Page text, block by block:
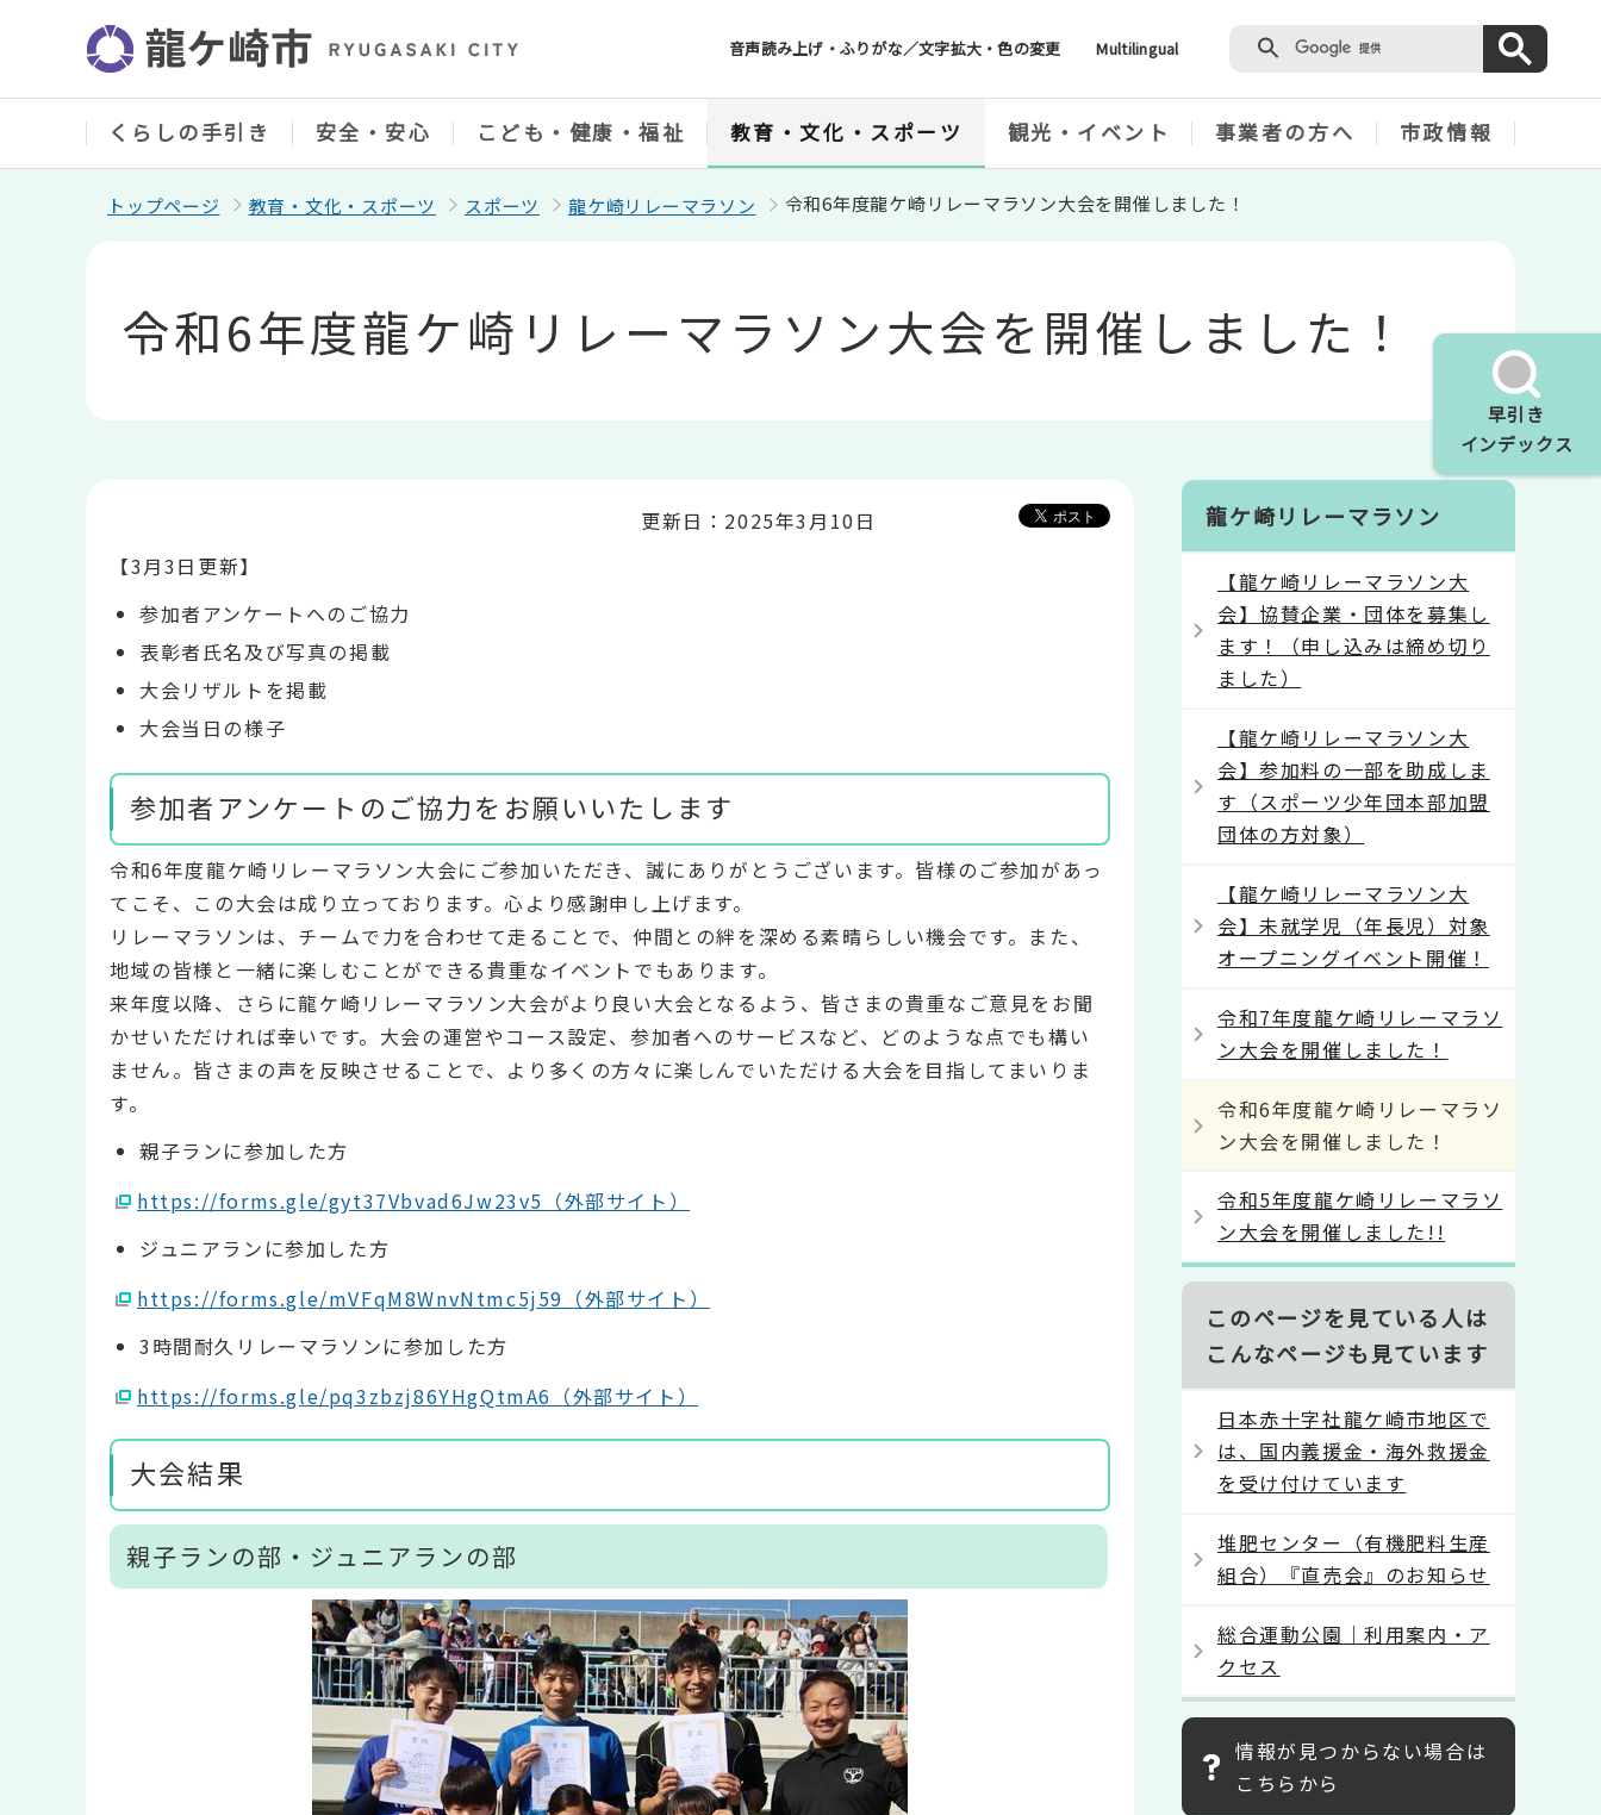
ジ
音声読み上げ・ふりがな／文字拡大・色の変更 Multilingual
早引き
インデックス
くらしの手引き 安全・安心 こども・健康・福祉 教育・文化・スポーツ 観光・イベント 事業者の方へ 市政情報
トップページ 教育・文化・スポーツ スポーツ 龍ケ崎リレーマラソン 令和6年度龍ケ崎リレーマラソン大会を開催しました！
令和6年度龍ケ崎リレーマラソン大会を開催しました！
更新日：2025年3月10日
【3月3日更新】
参加者アンケートへのご協力
表彰者氏名及び写真の掲載
大会リザルトを掲載
大会当日の様子
参加者アンケートのご協力をお願いいたします
令和6年度龍ケ崎リレーマラソン大会にご参加いただき、誠にありがとうございます。皆様のご参加があっ
てこそ、この大会は成り立っております。心より感謝申し上げます。
リレーマラソンは、チームで力を合わせて走ることで、仲間との絆を深める素晴らしい機会です。また、
地域の皆様と一緒に楽しむことができる貴重なイベントでもあります。
来年度以降、さらに龍ケ崎リレーマラソン大会がより良い大会となるよう、皆さまの貴重なご意見をお聞
かせいただければ幸いです。大会の運営やコース設定、参加者へのサービスなど、どのような点でも構い
ません。皆さまの声を反映させることで、より多くの方々に楽しんでいただける大会を目指してまいりま
す。
親子ランに参加した方
https://forms.gle/gyt37Vbvad6Jw23v5（外部サイト）
ジュニアランに参加した方
https://forms.gle/mVFqM8WnvNtmc5j59（外部サイト）
3時間耐久リレーマラソンに参加した方
https://forms.gle/pq3zbzj86YHgQtmA6（外部サイト）
大会結果
親子ランの部・ジュニアランの部
龍ケ崎リレーマラソン
【龍ケ崎リレーマラソン大
会】協賛企業・団体を募集し
ます！（申し込みは締め切り
ました）
【龍ケ崎リレーマラソン大
会】参加料の一部を助成しま
す（スポーツ少年団本部加盟
団体の方対象）
【龍ケ崎リレーマラソン大
会】未就学児（年長児）対象
オープニングイベント開催！
令和7年度龍ケ崎リレーマラソ
ン大会を開催しました！
令和6年度龍ケ崎リレーマラソ
ン大会を開催しました！
令和5年度龍ケ崎リレーマラソ
ン大会を開催しました!!
このページを見ている人は
こんなページも見ています
日本赤十字社龍ケ崎市地区で
は、国内義援金・海外救援金
を受け付けています
堆肥センター（有機肥料生産
組合）『直売会』のお知らせ
総合運動公園｜利用案内・ア
クセス
情報が見つからない場合は
こちらから